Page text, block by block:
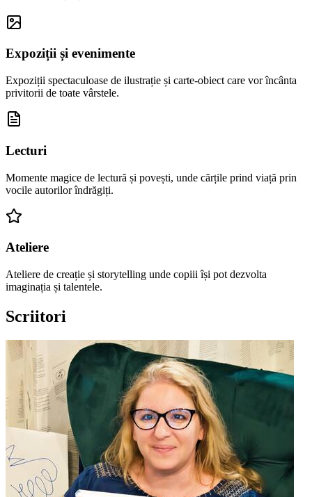
Expoziții și evenimente
Expoziții spectaculoase de ilustrație și carte-obiect care vor încânta
privitorii de toate vârstele.
Lecturi
Momente magice de lectură și povești, unde cărțile prind viață prin
vocile autorilor îndrăgiți.
Ateliere
Ateliere de creație și storytelling unde copiii își pot dezvolta
imaginația și talentele.
Scriitori